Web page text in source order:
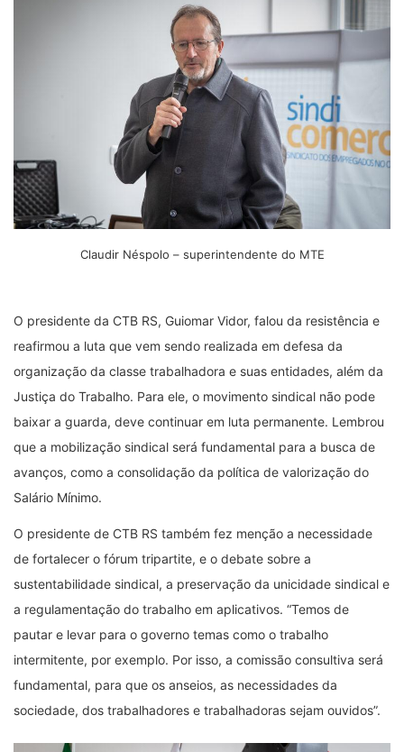
Claudir Néspolo – superintendente do MTE
O presidente da CTB RS, Guiomar Vidor, falou da resistência e
reafirmou a luta que vem sendo realizada em defesa da
organização da classe trabalhadora e suas entidades, além da
Justiça do Trabalho. Para ele, o movimento sindical não pode
baixar a guarda, deve continuar em luta permanente. Lembrou
que a mobilização sindical será fundamental para a busca de
avanços, como a consolidação da política de valorização do
Salário Mínimo.
O presidente de CTB RS também fez menção a necessidade
de fortalecer o fórum tripartite, e o debate sobre a
sustentabilidade sindical, a preservação da unicidade sindical e
a regulamentação do trabalho em aplicativos. “Temos de
pautar e levar para o governo temas como o trabalho
intermitente, por exemplo. Por isso, a comissão consultiva será
fundamental, para que os anseios, as necessidades da
sociedade, dos trabalhadores e trabalhadoras sejam ouvidos”.